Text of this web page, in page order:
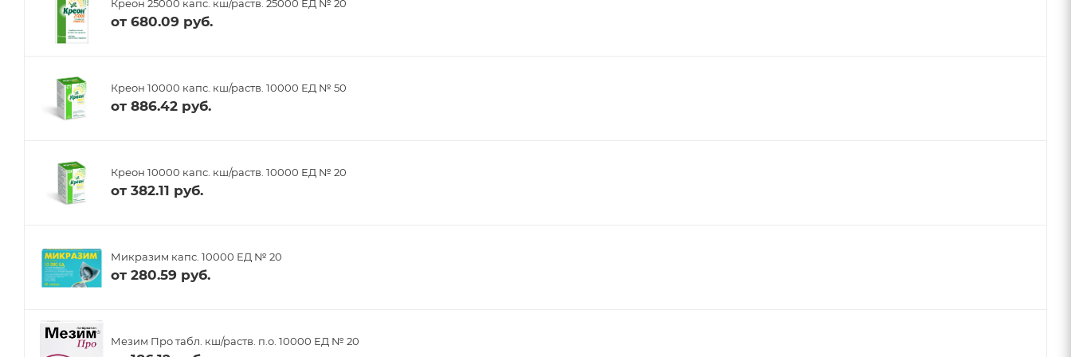
Креон 25000 капс. кш/раств. 25000 ЕД № 20
от 680.09 руб.
Креон 10000 капс. кш/раств. 10000 ЕД № 50
от 886.42 руб.
Креон 10000 капс. кш/раств. 10000 ЕД № 20
от 382.11 руб.
Микразим капс. 10000 ЕД № 20
от 280.59 руб.
Мезим Про табл. кш/раств. п.о. 10000 ЕД № 20